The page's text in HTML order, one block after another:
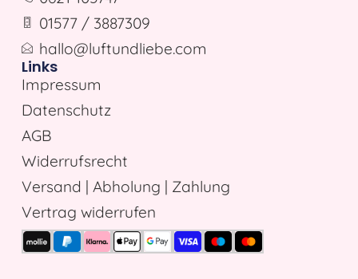
01577 / 3887309
hallo@luftundliebe.com
Links
Impressum
Datenschutz
AGB
Widerrufsrecht
Versand | Abholung | Zahlung
Vertrag widerrufen